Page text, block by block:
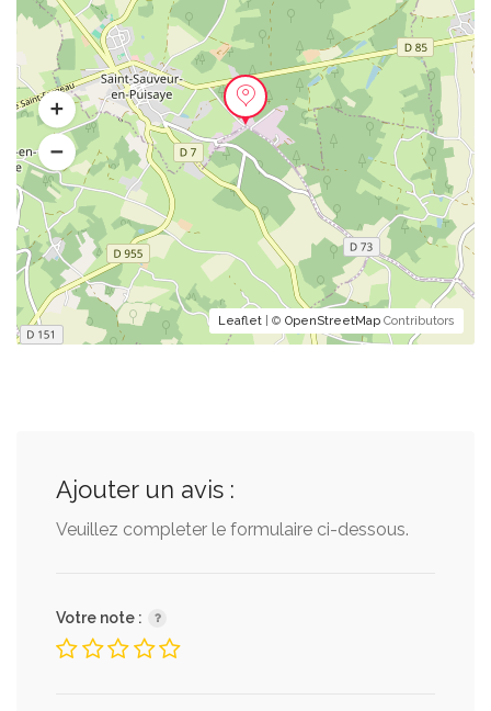
Leaflet | © OpenStreetMap Contributors
Ajouter un avis :
Veuillez completer le formulaire ci-dessous.
Votre note :